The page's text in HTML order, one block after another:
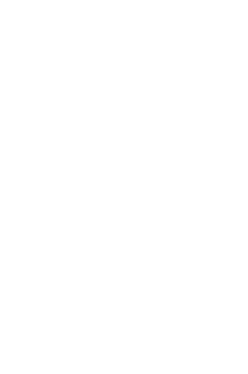
室设在学生工作部。
室设在纪委办。
因素，在参考往年分省招生计划的基础上，按照“优化专业分配结
符合学校调档要求的考生中，结合学业水平考试和综合素质评价择优
指导意见》及有关补充规定。
中户口所在地为准。
西省平行志愿投档同分排序细则录取。
类专业的投档规则，对进档考生以“分数优先、遵循志愿”的录取原则